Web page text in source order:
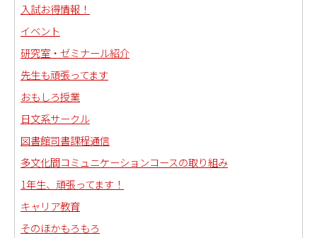
入試お得情報！
イベント
研究室・ゼミナール紹介
先生も頑張ってます
おもしろ授業
日文系サークル
図書館司書課程通信
多文化間コミュニケーションコースの取り組み
1年生、頑張ってます！
キャリア教育
そのほかもろもろ